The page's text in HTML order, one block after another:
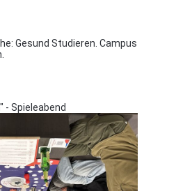
Gesund Studieren. Campus
- Spieleabend